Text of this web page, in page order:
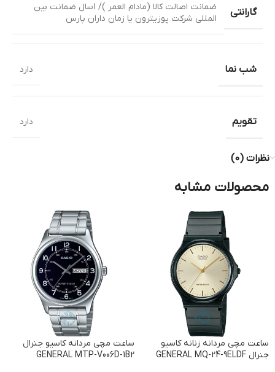
گارانتی
ضمانت اصالت کالا (مادام العمر )/ 1سال ضمانت بین
المللی شرکت پوزیترون یا زمان داران پارس
شب نما دارد
تقویم دارد
نظرات (0)
محصولات مشابه
ساعت مچی مردانه زنانه کاسیو
جنرال GENERAL MQ-24-9ELDF
ساعت مچی مردانه کاسیو جنرال
GENERAL MTP-V006D-1B2